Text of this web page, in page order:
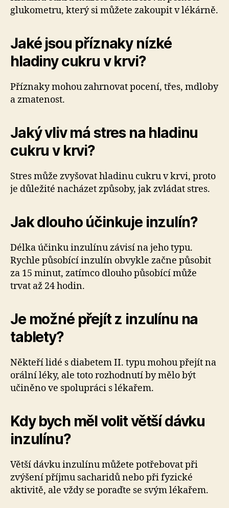
glukometru, který si můžete zakoupit v lékárně.
Jaké jsou příznaky nízké
hladiny cukru v krvi?
Příznaky mohou zahrnovat pocení, třes, mdloby
a zmatenost.
Jaký vliv má stres na hladinu
cukru v krvi?
Stres může zvyšovat hladinu cukru v krvi, proto
je důležité nacházet způsoby, jak zvládat stres.
Jak dlouho účinkuje inzulín?
Délka účinku inzulínu závisí na jeho typu.
Rychle působící inzulín obvykle začne působit
za 15 minut, zatímco dlouho působící může
trvat až 24 hodin.
Je možné přejít z inzulínu na
tablety?
Někteří lidé s diabetem II. typu mohou přejít na
orální léky, ale toto rozhodnutí by mělo být
učiněno ve spolupráci s lékařem.
Kdy bych měl volit větší dávku
inzulínu?
Větší dávku inzulínu můžete potřebovat při
zvýšení příjmu sacharidů nebo při fyzické
aktivitě, ale vždy se poraďte se svým lékařem.